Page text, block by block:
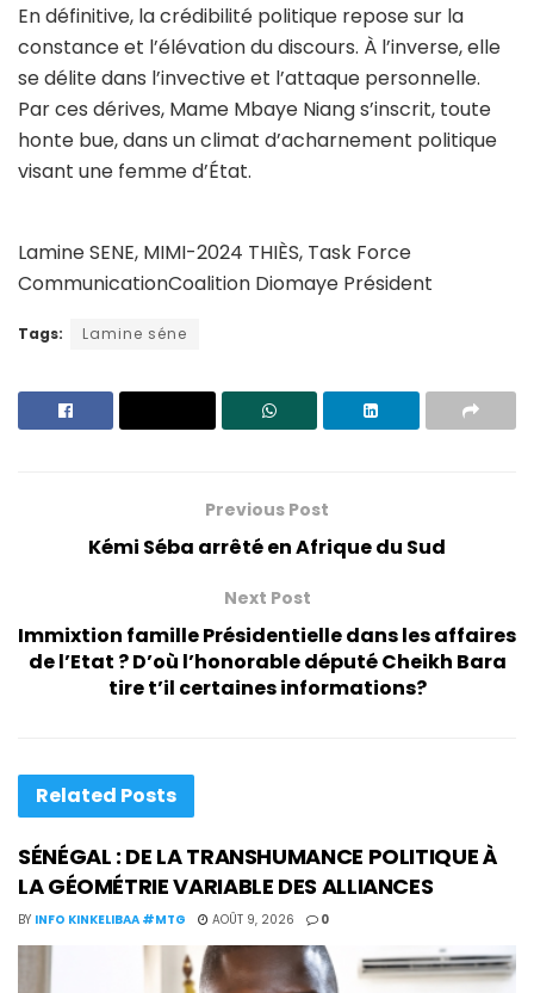
En définitive, la crédibilité politique repose sur la
constance et l’élévation du discours. À l’inverse, elle
se délite dans l’invective et l’attaque personnelle.
Par ces dérives, Mame Mbaye Niang s’inscrit, toute
honte bue, dans un climat d’acharnement politique
visant une femme d’État.
Lamine SENE, MIMI-2024 THIÈS, Task Force
CommunicationCoalition Diomaye Président
Tags: Lamine séne
Previous Post
Kémi Séba arrêté en Afrique du Sud
Next Post
Immixtion famille Présidentielle dans les affaires
de l’Etat ? D’où l’honorable député Cheikh Bara
tire t’il certaines informations?
Related Posts
SÉNÉGAL : DE LA TRANSHUMANCE POLITIQUE À
LA GÉOMÉTRIE VARIABLE DES ALLIANCES
BY INFO KINKELIBAA #MTG AOÛT 9, 2026 0